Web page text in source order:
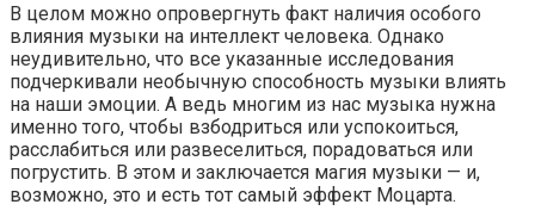
В целом можно опровергнуть факт наличия особого
влияния музыки на интеллект человека. Однако
неудивительно, что все указанные исследования
подчеркивали необычную способность музыки влиять
на наши эмоции. А ведь многим из нас музыка нужна
именно того, чтобы взбодриться или успокоиться,
расслабиться или развеселиться, порадоваться или
погрустить. В этом и заключается магия музыки — и,
возможно, это и есть тот самый эффект Моцарта.